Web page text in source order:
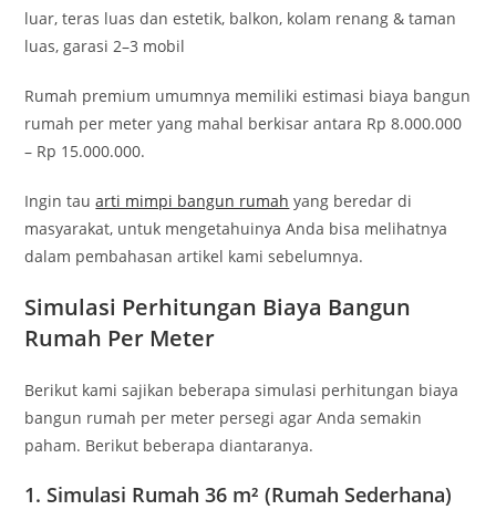
luar, teras luas dan estetik, balkon, kolam renang & taman
luas, garasi 2–3 mobil
Rumah premium umumnya memiliki estimasi biaya bangun
rumah per meter yang mahal berkisar antara Rp 8.000.000
– Rp 15.000.000.
Ingin tauarti mimpi bangun rumah yang beredar di
masyarakat, untuk mengetahuinya Anda bisa melihatnya
dalam pembahasan artikel kami sebelumnya.
Simulasi Perhitungan Biaya Bangun
Rumah Per Meter
Berikut kami sajikan beberapa simulasi perhitungan biaya
bangun rumah per meter persegi agar Anda semakin
paham. Berikut beberapa diantaranya.
1. Simulasi Rumah 36 m² (Rumah Sederhana)